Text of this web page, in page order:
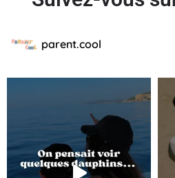
parent.cool